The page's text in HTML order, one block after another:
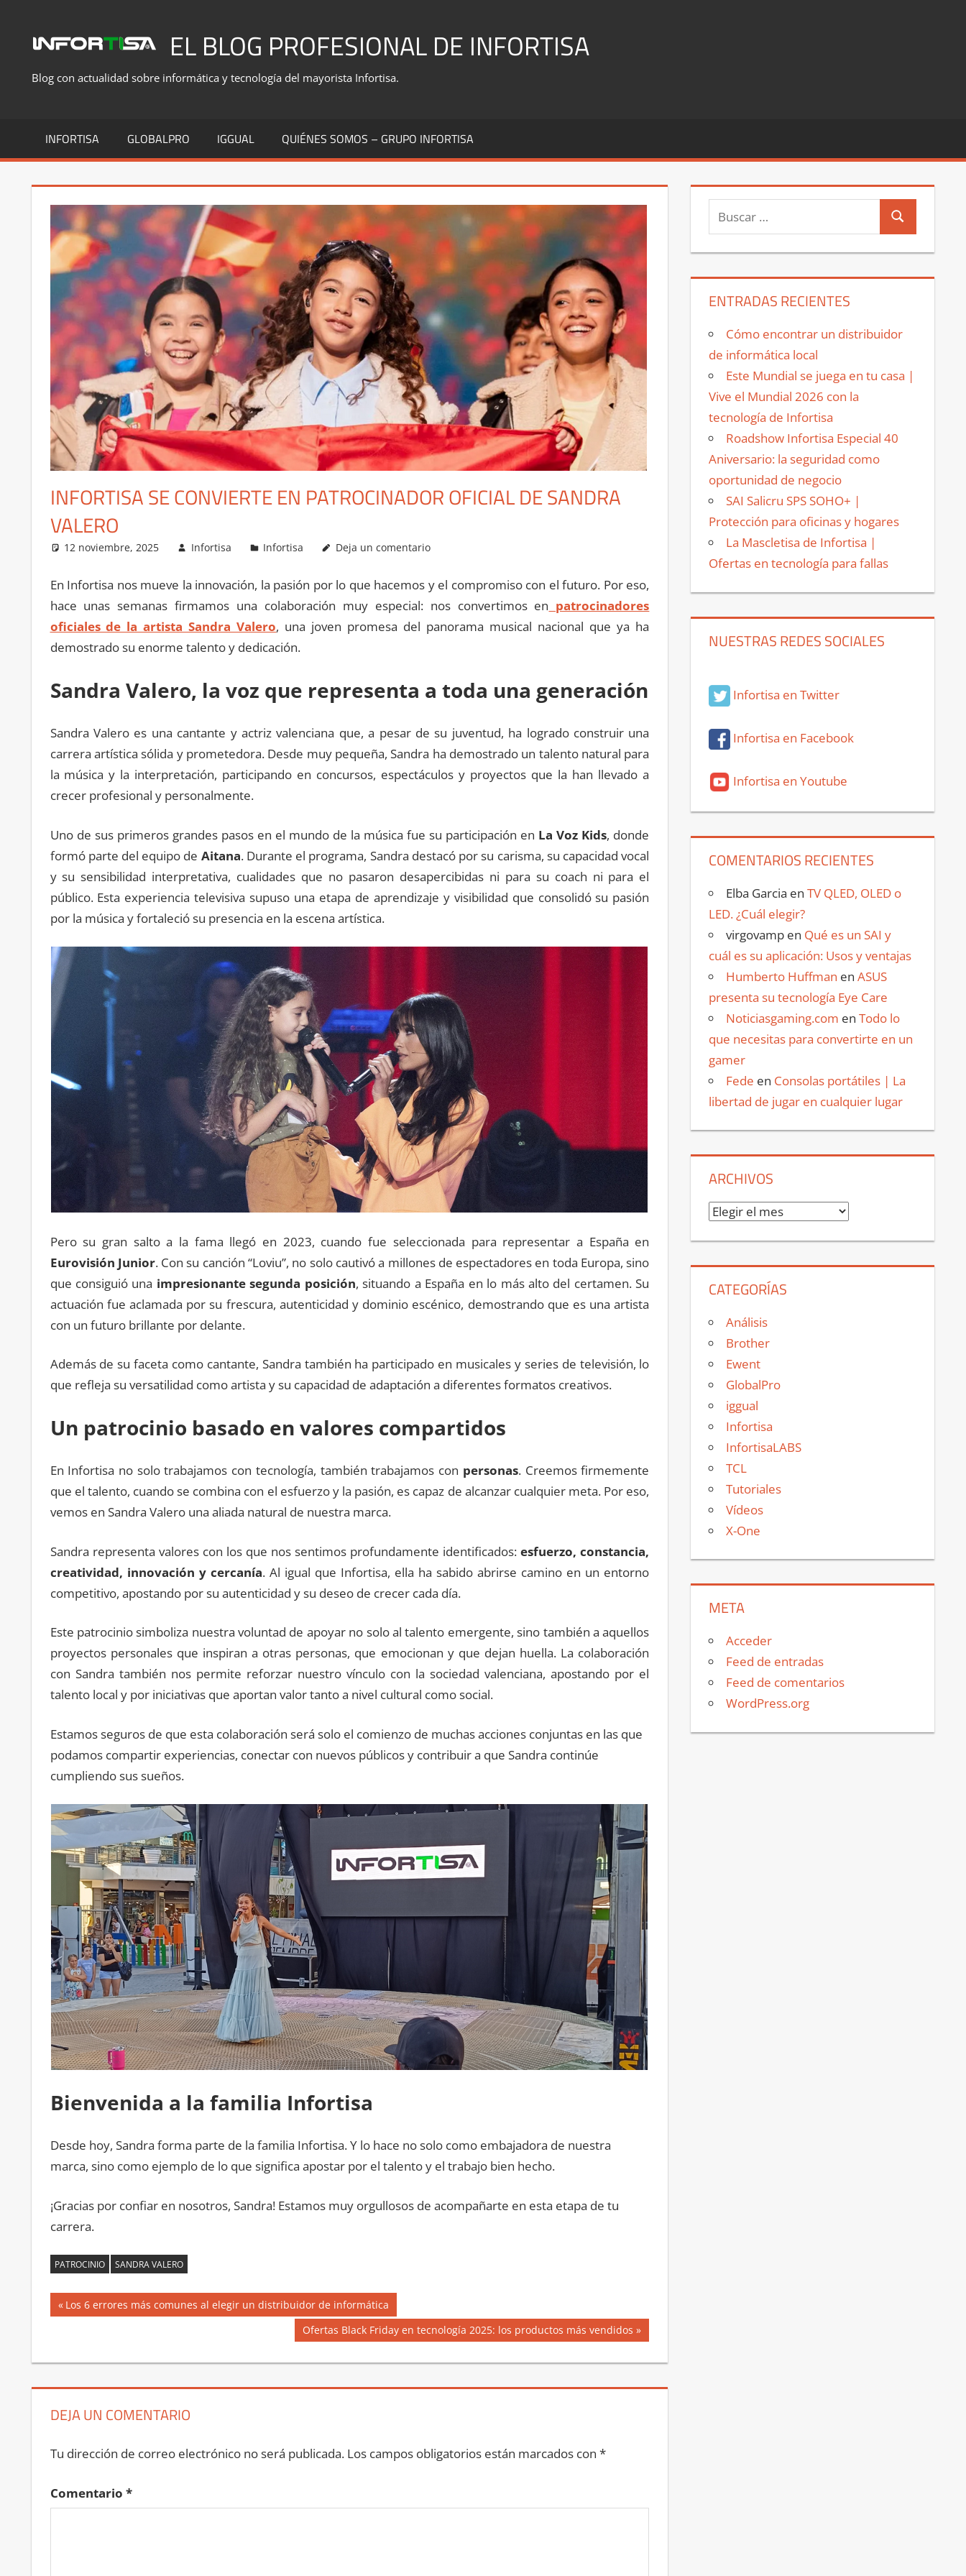
contenido
EL BLOG PROFESIONAL DE INFORTISA
Blog con actualidad sobre informática y tecnología del mayorista Infortisa.
INFORTISA GLOBALPRO IGGUAL QUIÉNES SOMOS – GRUPO INFORTISA
INFORTISA SE CONVIERTE EN PATROCINADOR OFICIAL DE SANDRA
VALERO
12 noviembre, 2025 Infortisa Infortisa Deja un comentario
En Infortisa nos mueve la innovación, la pasión por lo que hacemos y el compromiso con el futuro. Por eso,
hace unas semanas firmamos una colaboración muy especial: nos convertimos en patrocinadores
oficiales de la artista Sandra Valero, una joven promesa del panorama musical nacional que ya ha
demostrado su enorme talento y dedicación.
Sandra Valero, la voz que representa a toda una generación
Sandra Valero es una cantante y actriz valenciana que, a pesar de su juventud, ha logrado construir una
carrera artística sólida y prometedora. Desde muy pequeña, Sandra ha demostrado un talento natural para
la música y la interpretación, participando en concursos, espectáculos y proyectos que la han llevado a
crecer profesional y personalmente.
Uno de sus primeros grandes pasos en el mundo de la música fue su participación en La Voz Kids, donde
formó parte del equipo de Aitana. Durante el programa, Sandra destacó por su carisma, su capacidad vocal
y su sensibilidad interpretativa, cualidades que no pasaron desapercibidas ni para su coach ni para el
público. Esta experiencia televisiva supuso una etapa de aprendizaje y visibilidad que consolidó su pasión
por la música y fortaleció su presencia en la escena artística.
Pero su gran salto a la fama llegó en 2023, cuando fue seleccionada para representar a España en
Eurovisión Junior. Con su canción “Loviu”, no solo cautivó a millones de espectadores en toda Europa, sino
que consiguió una impresionante segunda posición, situando a España en lo más alto del certamen. Su
actuación fue aclamada por su frescura, autenticidad y dominio escénico, demostrando que es una artista
con un futuro brillante por delante.
Además de su faceta como cantante, Sandra también ha participado en musicales y series de televisión, lo
que refleja su versatilidad como artista y su capacidad de adaptación a diferentes formatos creativos.
Un patrocinio basado en valores compartidos
En Infortisa no solo trabajamos con tecnología, también trabajamos con personas. Creemos firmemente
que el talento, cuando se combina con el esfuerzo y la pasión, es capaz de alcanzar cualquier meta. Por eso,
vemos en Sandra Valero una aliada natural de nuestra marca.
Sandra representa valores con los que nos sentimos profundamente identificados:esfuerzo, constancia,
creatividad, innovación y cercanía. Al igual que Infortisa, ella ha sabido abrirse camino en un entorno
competitivo, apostando por su autenticidad y su deseo de crecer cada día.
Este patrocinio simboliza nuestra voluntad de apoyar no solo al talento emergente, sino también a aquellos
proyectos personales que inspiran a otras personas, que emocionan y que dejan huella. La colaboración
con Sandra también nos permite reforzar nuestro vínculo con la sociedad valenciana, apostando por el
talento local y por iniciativas que aportan valor tanto a nivel cultural como social.
Estamos seguros de que esta colaboración será solo el comienzo de muchas acciones conjuntas en las que
podamos compartir experiencias, conectar con nuevos públicos y contribuir a que Sandra continúe
cumpliendo sus sueños.
Bienvenida a la familia Infortisa
Desde hoy, Sandra forma parte de la familia Infortisa. Y lo hace no solo como embajadora de nuestra
marca, sino como ejemplo de lo que significa apostar por el talento y el trabajo bien hecho.
¡Gracias por confiar en nosotros, Sandra! Estamos muy orgullosos de acompañarte en esta etapa de tu
carrera.
PATROCINIO SANDRA VALERO
Navegación
entradas
Entrada
anterior:
Los 6 errores más comunes al elegir un distribuidor de informática
Siguiente
entrada:
Ofertas Black Friday en tecnología 2025: los productos más vendidos
DEJA UN COMENTARIO
Tu dirección de correo electrónico no será publicada. Los campos obligatorios están marcados con *
Comentario *
Buscar:
Buscar
ENTRADAS RECIENTES
Cómo encontrar un distribuidor
de informática local
Este Mundial se juega en tu casa |
Vive el Mundial 2026 con la
tecnología de Infortisa
Roadshow Infortisa Especial 40
Aniversario: la seguridad como
oportunidad de negocio
SAI Salicru SPS SOHO+ |
Protección para oficinas y hogares
La Mascletisa de Infortisa |
Ofertas en tecnología para fallas
NUESTRAS REDES SOCIALES
Infortisa en Twitter
Infortisa en Facebook
Infortisa en Youtube
COMENTARIOS RECIENTES
Elba Garcia enTV QLED, OLED o
LED. ¿Cuál elegir?
virgovamp en Qué es un SAI y
cuál es su aplicación: Usos y ventajas
Humberto Huffman enASUS
presenta su tecnología Eye Care
Noticiasgaming.com enTodo lo
que necesitas para convertirte en un
gamer
Fede en Consolas portátiles | La
libertad de jugar en cualquier lugar
ARCHIVOS
Archivos
CATEGORÍAS
Análisis
Brother
Ewent
GlobalPro
iggual
Infortisa
InfortisaLABS
TCL
Tutoriales
Vídeos
X-One
META
Acceder
Feed de entradas
Feed de comentarios
WordPress.org